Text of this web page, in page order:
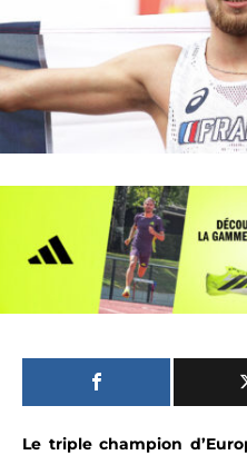
Le triple champion